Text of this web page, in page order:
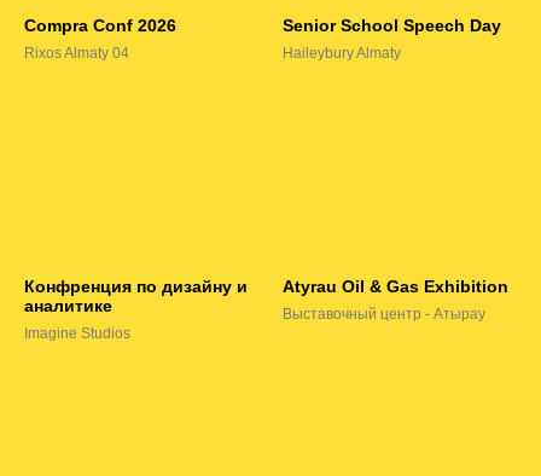
Compra Conf 2026
Rixos Almaty 04
Senior School Speech Day
Haileybury Almaty
Конфренция по дизайну и
аналитике
Imagine Studios
Atyrau Oil & Gas Exhibition
Выставочный центр - Атырау